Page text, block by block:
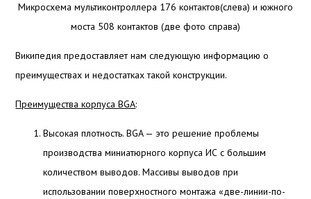
Микросхема мультиконтроллера 176 контактов(слева) и южного
моста 508 контактов (две фото справа)
Википедия предоставляет нам следующую информацию о
преимуществах и недостатках такой конструкции.
Преимущества корпуса BGA:
Высокая плотность. BGA — это решение проблемы
производства миниатюрного корпуса ИС с большим
количеством выводов. Массивы выводов при
использовании поверхностного монтажа «две-линии-по-